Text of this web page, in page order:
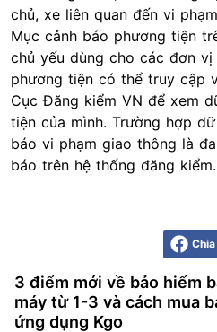
chủ, xe liên quan đến vi
Mục cảnh báo phương tiện
chủ yếu dùng cho các đơn vị
phương tiện có thể truy cập
Cục Đăng kiểm VN để xem
tiện của mình. Trường hợp
báo vi phạm giao thông là
báo trên hệ thống đăng kiểm.
3 điểm mới về bảo hiểm
máy từ 1-3 và cách mua
ứng dụng Kgo